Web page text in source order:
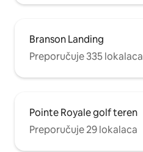
Branson Landing
Preporučuje 335 lokalaca
Pointe Royale golf teren
Preporučuje 29 lokalaca